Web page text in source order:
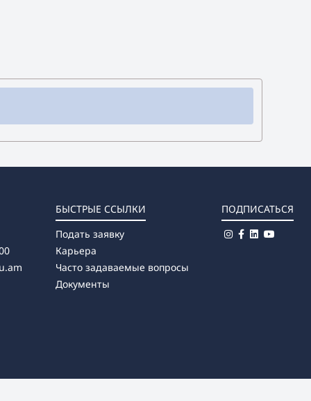
БЫСТРЫЕ ССЫЛКИ
Подать заявку
Карьера
Часто задаваемые вопросы
Документы
ПОДПИСАТЬСЯ